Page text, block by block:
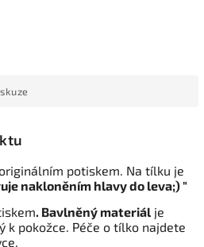
potiskem. Na tílku je
nakloněním hlavy do leva;) "
. Bavlněný materiál je
k pokožce. Péče o tílko najdete